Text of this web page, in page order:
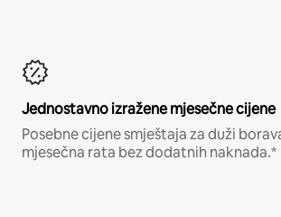
Jednostavno izražene mjesečne cijene
Posebne cijene smještaja za duži
mjesečna rata bez dodatnih naknada.*